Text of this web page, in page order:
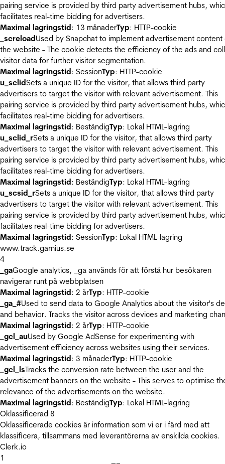
pairing service is provided by third party advertisement hubs,
facilitates real-time bidding for advertisers.
Maximal lagringstid: 13 månaderTyp: HTTP-cookie
_screloadUsed by Snapchat to implement advertisement content
the website - The cookie detects the efficiency of the ads and
visitor data for further visitor segmentation.
Maximal lagringstid: SessionTyp: HTTP-cookie
u_sclidSets a unique ID for the visitor, that allows third party
advertisers to target the visitor with relevant advertisement. This
pairing service is provided by third party advertisement hubs,
facilitates real-time bidding for advertisers.
Maximal lagringstid: BeständigTyp: Lokal HTML-lagring
u_sclid_rSets a unique ID for the visitor, that allows third party
advertisers to target the visitor with relevant advertisement. This
pairing service is provided by third party advertisement hubs,
facilitates real-time bidding for advertisers.
Maximal lagringstid: BeständigTyp: Lokal HTML-lagring
u_scsid_rSets a unique ID for the visitor, that allows third party
advertisers to target the visitor with relevant advertisement. This
pairing service is provided by third party advertisement hubs,
facilitates real-time bidding for advertisers.
Maximal lagringstid: SessionTyp: Lokal HTML-lagring
www.track.garnius.se
4
_gaGoogle analytics, _ga används för att förstå hur besökaren
navigerar runt på webbplatsen
Maximal lagringstid: 2 årTyp: HTTP-cookie
_ga_#Used to send data to Google Analytics about the visitor's
and behavior. Tracks the visitor across devices and marketing
Maximal lagringstid: 2 årTyp: HTTP-cookie
_gcl_auUsed by Google AdSense for experimenting with
advertisement efficiency across websites using their services.
Maximal lagringstid: 3 månaderTyp: HTTP-cookie
_gcl_lsTracks the conversion rate between the user and the
advertisement banners on the website - This serves to optimise
relevance of the advertisements on the website.
Maximal lagringstid: BeständigTyp: Lokal HTML-lagring
Oklassificerad 8
Oklassificerade cookies är information som vi er i färd med att
klassificera, tillsammans med leverantörerna av enskilda cookies.
Clerk.io
1